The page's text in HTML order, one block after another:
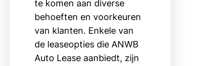
te komen aan diverse
behoeften en voorkeuren
van klanten. Enkele van
de leaseopties die ANWB
Auto Lease aanbiedt, zijn